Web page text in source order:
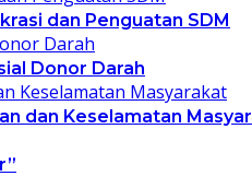
dan Penguatan SDM
Donor Darah
dan Keselamatan